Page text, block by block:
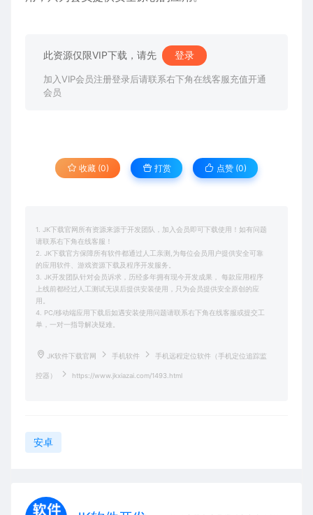
此资源仅限VIP下载，请先 登录
加入VIP会员注册登录后请联系右下角在线客服充值开通
会员
收藏 (0) 打赏 点赞 (0)
1. JK下载官网所有资源来源于开发团队，加入会员即可下载使用！如有问题
请联系右下角在线客服！
2. JK下载官方保障所有软件都通过人工亲测,为每位会员用户提供安全可靠
的应用软件、游戏资源下载及程序开发服务。
3. JK开发团队针对会员诉求，历经多年拥有现今开发成果， 每款应用程序
上线前都经过人工测试无误后提供安装使用，只为会员提供安全原创的应
用。
4. PC/移动端应用下载后如遇安装使用问题请联系右下角在线客服或提交工
单，一对一指导解决疑难。
JK软件下载官网 手机软件 手机远程定位软件（手机定位追踪监
控器） https://www.jkxiazai.com/1493.html
安卓